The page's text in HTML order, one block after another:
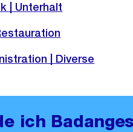
| Unterhalt
| Diverse
ich